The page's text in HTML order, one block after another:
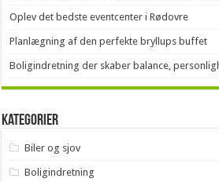
Oplev det bedste eventcenter i Rødovre
Planlægning af den perfekte bryllups buffet
Boligindretning der skaber balance,
Kategorier
Biler og sjov
Boligindretning